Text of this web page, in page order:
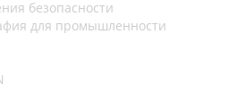
безопасности
для промышленности